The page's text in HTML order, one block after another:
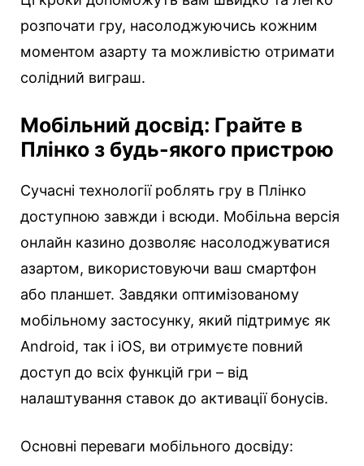
розпочати гру, насолоджуючись кожним
моментом азарту та можливістю отримати
солідний виграш.
Мобільний досвід: Грайте в
Плінко з будь-якого пристрою
Сучасні технології роблять гру в Плінко
доступною завжди і всюди. Мобільна версія
онлайн казино дозволяє насолоджуватися
азартом, використовуючи ваш смартфон
або планшет. Завдяки оптимізованому
мобільному застосунку, який підтримує як
Android, так і iOS, ви отримуєте повний
доступ до всіх функцій гри – від
налаштування ставок до активації бонусів.
Основні переваги мобільного досвіду: